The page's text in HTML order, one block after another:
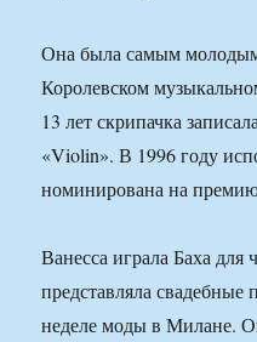
Она была самым
Королевском
13 лет скрипачка
«Violin». В 1996 году
номинирована на
Ванесса играла Баха для
представляла
неделе моды в Милане.